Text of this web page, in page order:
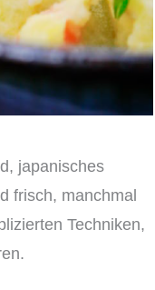
japanisches
frisch, manchmal
Techniken,